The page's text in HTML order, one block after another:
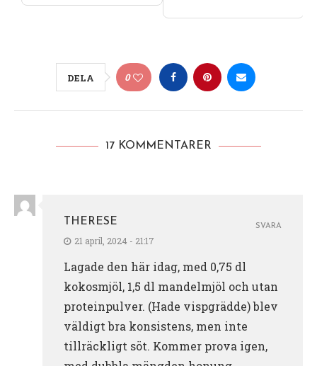
DELA 0
17 KOMMENTARER
THERESE
21 april, 2024 - 21:17
Lagade den här idag, med 0,75 dl
kokosmjöl, 1,5 dl mandelmjöl och utan
proteinpulver. (Hade vispgrädde) blev
väldigt bra konsistens, men inte
tillräckligt söt. Kommer prova igen,
SVARA